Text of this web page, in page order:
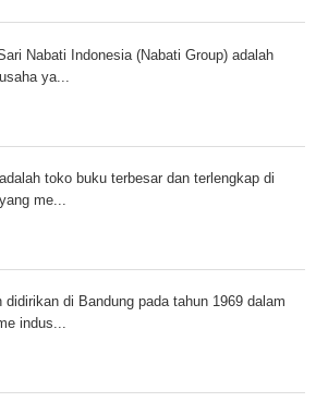
Nabati Indonesia (Nabati Group) adalah
ya...
toko buku terbesar dan terlengkap di
me...
didirikan di Bandung pada tahun 1969 dalam
indus...